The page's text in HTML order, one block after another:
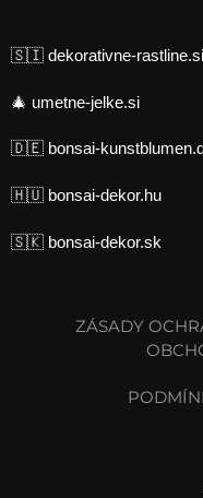
🇸🇮 dekorativne-rastline.si
🎄 umetne-jelke.si
🇩🇪 bonsai-
🇭🇺 bonsai-dekor.hu
🇸🇰 bonsai-dekor.sk
ZÁSADY